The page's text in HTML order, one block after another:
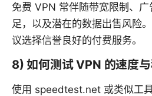
免费 VPN 常伴随带宽限制、
足，以及潜在的数据出售风险
议选择信誉良好的付费服务。
8) 如何测试 VPN 的速度与
使用 speedtest.net 或类似工